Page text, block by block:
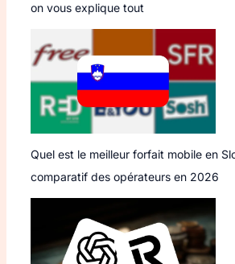
on vous explique tout
Quel est le meilleur forfait mobile en
comparatif des opérateurs en 2026